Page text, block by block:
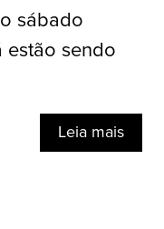
sábado
estão sendo
Leia mais